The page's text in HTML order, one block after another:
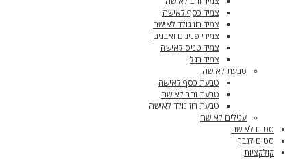
צמיד כסף לאישה
צמיד רוז גולד לאישה
צמידי פנינים ואבנים
צמיד טניס לאישה
צמיד רגל
טבעת לאישה
טבעת כסף לאישה
טבעת זהב לאישה
טבעת רוז גולד לאישה
עגילים לאישה
סטים לאישה
סטים לגבר
קולקציות